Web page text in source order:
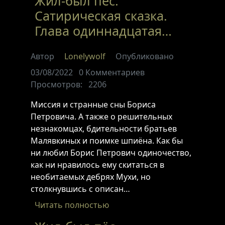
Сатирическая сказка.
Глава одиннадцатая…
Автор Lonelywolf
Опубликовано
03/08/2022 0 Комментариев
Просмотров:
2206
Миссия и странные сны Бориса
Петровича. А также о решительных
незнакомцах, бдительности братьев
Малявкиных и поимке шпиёна. Как бы
ни любил Борис Петрович одиночество,
как ни нравилось ему скитаться в
необитаемых дебрях Мухи, но
столкнувшись с описан…
Читать полностью